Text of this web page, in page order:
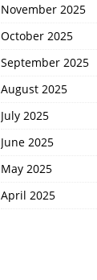
November 2025
October 2025
September 2025
August 2025
July 2025
June 2025
May 2025
April 2025